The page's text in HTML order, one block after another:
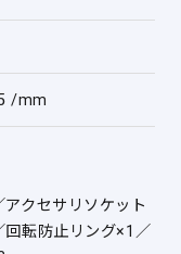
/mm
クセサリソケット
転防止リング×1／